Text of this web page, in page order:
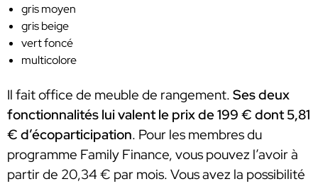
gris moyen
gris beige
vert foncé
multicolore
Il fait office de meuble de rangement. Ses deux
fonctionnalités lui valent le prix de 199 € dont 5,81
€ d’écoparticipation. Pour les membres du
programme Family Finance, vous pouvez l’avoir à
partir de 20,34 € par mois. Vous avez la possibilité